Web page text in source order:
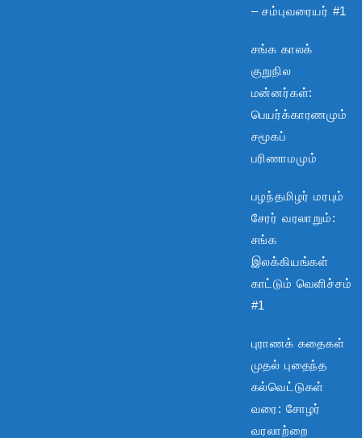
– சம்புவரையர் #1
சங்க காலக்
குறுநில
மன்னர்கள்:
பெயர்க்காரணமும்
சமூகப்
பரிணாமமும்
பழந்தமிழர் மரபும்
சேரர் வரலாறும்:
சங்க
இலக்கியங்கள்
காட்டும் வெளிச்சம்
#1
புராணக் கதைகள்
முதல் புதைந்த
கல்வெட்டுகள்
வரை: சோழர்
வரலாற்றை